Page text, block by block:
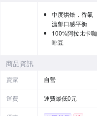
中度烘焙，香氣
濃郁口感平衡
100%阿拉比卡咖
啡豆
商品資訊
賣家 自營
運費 運費最低0元